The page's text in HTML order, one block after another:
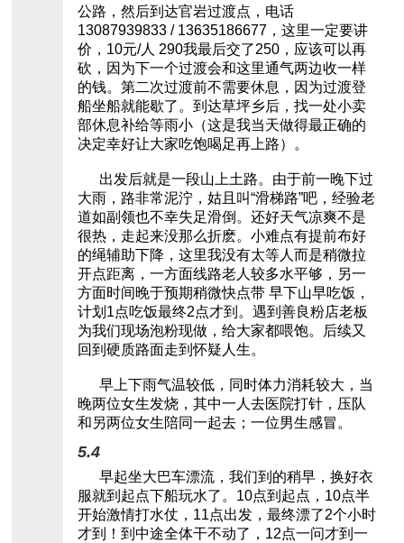
公路，然后到达官岩过渡点，电话
13087939833 / 13635186677，这里一定要讲
价，10元/人 290我最后交了250，应该可以再
砍，因为下一个过渡会和这里通气两边收一样
的钱。第二次过渡前不需要休息，因为过渡登
船坐船就能歇了。到达草坪乡后，找一处小卖
部休息补给等雨小（这是我当天做得最正确的
决定幸好让大家吃饱喝足再上路）。
出发后就是一段山上土路。由于前一晚下过
大雨，路非常泥泞，姑且叫“滑梯路”吧，经验老
道如副领也不幸失足滑倒。还好天气凉爽不是
很热，走起来没那么折麽。小难点有提前布好
的绳辅助下降，这里我没有太等人而是稍微拉
开点距离，一方面线路老人较多水平够，另一
方面时间晚于预期稍微快点带 早下山早吃饭，
计划1点吃饭最终2点才到。遇到善良粉店老板
为我们现场泡粉现做，给大家都喂饱。后续又
回到硬质路面走到怀疑人生。
早上下雨气温较低，同时体力消耗较大，当
晚两位女生发烧，其中一人去医院打针，压队
和另两位女生陪同一起去；一位男生感冒。
5.4
早起坐大巴车漂流，我们到的稍早，换好衣
服就到起点下船玩水了。10点到起点，10点半
开始激情打水仗，11点出发，最终漂了2个小时
才到！到中途全体干不动了，12点一问才到一